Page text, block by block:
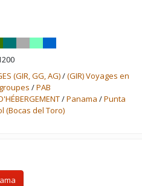
(GIR, GG, AG)/(GIR) Voyages en
/PAB
/Panama /Punta
(Bocas del Toro)